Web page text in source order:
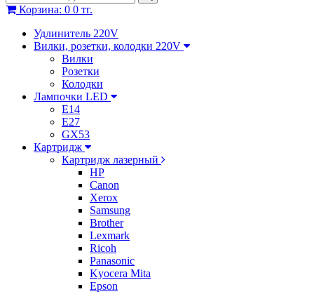
Корзина: 0 0 тг.
Удлинитель 220V
Вилки, розетки, колодки 220V
Вилки
Розетки
Колодки
Лампочки LED
E14
E27
GX53
Картридж
Картридж лазерный
HP
Canon
Xerox
Samsung
Brother
Lexmark
Ricoh
Panasonic
Kyocera Mita
Epson